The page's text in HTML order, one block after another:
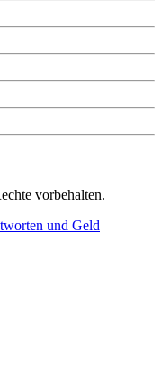
vorbehalten.